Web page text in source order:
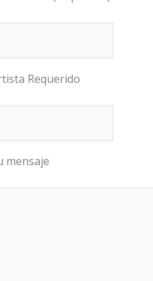
Requerido
mensaje